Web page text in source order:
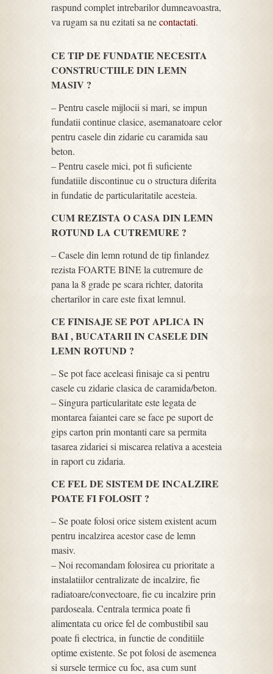
raspund complet intrebarilor dumneavoastra,
va rugam sa nu ezitati sa necontactati.
CE TIP DE FUNDATIE NECESITA
CONSTRUCTIILE DIN LEMN
MASIV ?
– Pentru casele mijlocii si mari, se impun
fundatii continue clasice, asemanatoare celor
pentru casele din zidarie cu caramida sau
beton.
– Pentru casele mici, pot fi suficiente
fundatiile discontinue cu o structura diferita
in fundatie de particularitatile acesteia.
CUM REZISTA O CASA DIN LEMN
ROTUND LA CUTREMURE ?
– Casele din lemn rotund de tip finlandez
rezista FOARTE BINE la cutremure de
pana la 8 grade pe scara richter, datorita
chertarilor in care este fixat lemnul.
CE FINISAJE SE POT APLICA IN
BAI , BUCATARII IN CASELE DIN
LEMN ROTUND ?
– Se pot face aceleasi finisaje ca si pentru
casele cu zidarie clasica de caramida/beton.
– Singura particularitate este legata de
montarea faiantei care se face pe suport de
gips carton prin montanti care sa permita
tasarea zidariei si miscarea relativa a acesteia
in raport cu zidaria.
CE FEL DE SISTEM DE INCALZIRE
POATE FI FOLOSIT ?
– Se poate folosi orice sistem existent acum
pentru incalzirea acestor case de lemn
masiv.
– Noi recomandam folosirea cu prioritate a
instalatiilor centralizate de incalzire, fie
radiatoare/convectoare, fie cu incalzire prin
pardoseala. Centrala termica poate fi
alimentata cu orice fel de combustibil sau
poate fi electrica, in functie de conditiile
optime existente. Se pot folosi de asemenea
si sursele termice cu foc, asa cum sunt